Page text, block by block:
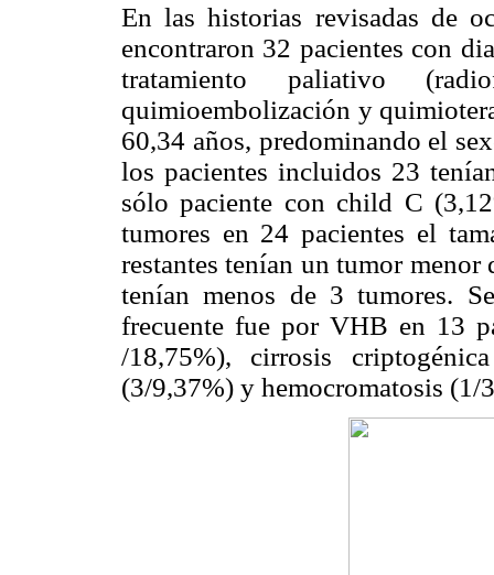
En las historias revisadas de
encontraron 32 pacientes con
tratamiento paliativo
quimioembolización y
60,34 años, predominando el
los pacientes incluidos 23
sólo paciente con child C
tumores en 24 pacientes el
restantes tenían un tumor
tenían menos de 3 tumores.
frecuente fue por VHB en 13
/18,75%), cirrosis
(3/9,37%) y hemocromatosis (1/